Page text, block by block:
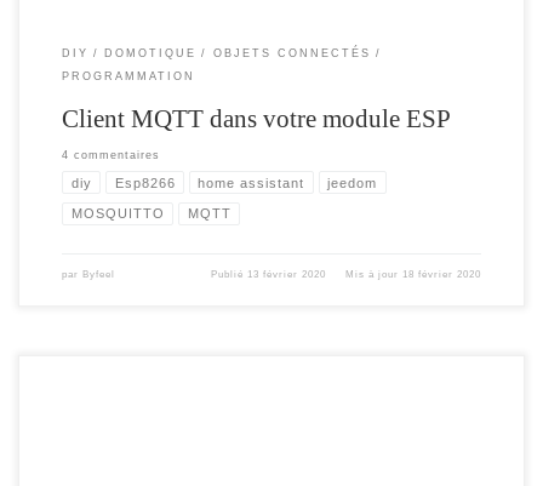
DIY DOMOTIQUE
OBJETS CONNECTÉS
PROGRAMMATION
Client MQTT dans votre module ESP
4 commentaires
diy Esp8266 home assistant jeedom
MOSQUITTO MQTT
par Byfeel Publié 13 février 2020 Mis à jour 18 février 2020